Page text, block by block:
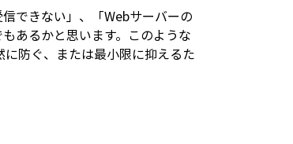
できない」、「Webサーバーの
あるかと思います。このような
防ぐ、または最小限に抑えるた